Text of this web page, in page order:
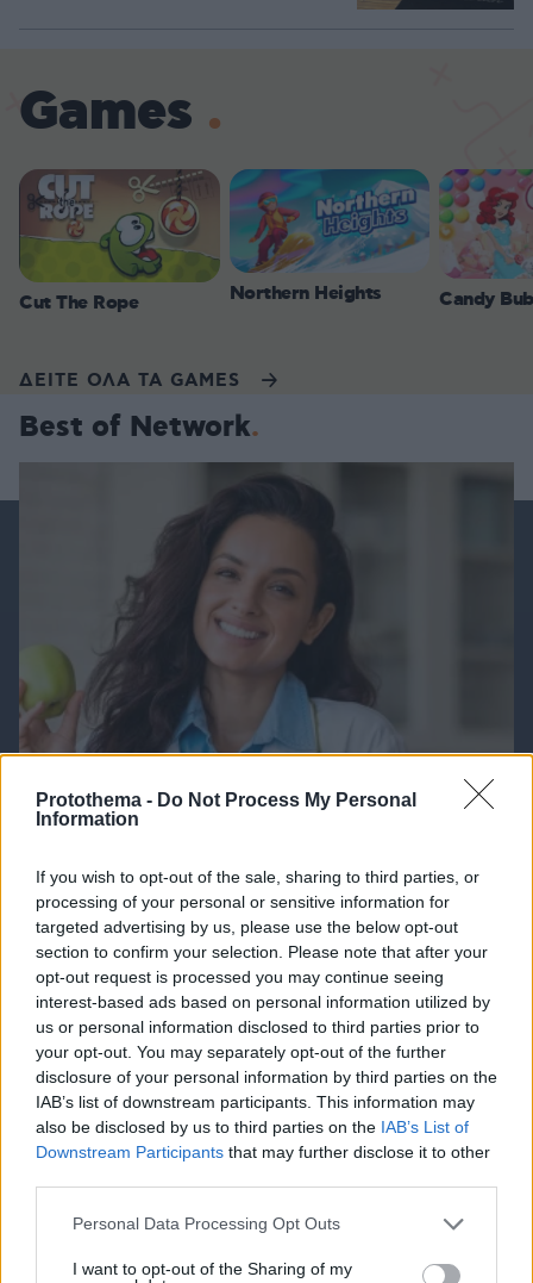
Protothema - Do Not Process My Personal
Information
If you wish to opt-out of the sale, sharing to third parties, or
processing of your personal or sensitive information for
targeted advertising by us, please use the below opt-out
section to confirm your selection. Please note that after your
opt-out request is processed you may continue seeing
interest-based ads based on personal information utilized by
us or personal information disclosed to third parties prior to
your opt-out. You may separately opt-out of the further
disclosure of your personal information by third parties on the
IAB’s list of downstream participants. This information may
also be disclosed by us to third parties on the IAB’s List of
Downstream Participants that may further disclose it to other
Please note that this website/app uses one or more Google
not limited to your visit or usage behaviour. You may click to
Personal Data Processing Opt Outs
I want to opt-out of the Sharing of my
Games
Cut The Rope Northern Heights Candy
ΔΕΙΤΕ ΟΛΑ ΤΑ GAMES
Best of Network
Τα φρούτα που επιλέγουν 4 ενδοκρινολόγοι για
καλύτερο έλεγχο του σακχάρου – Το ένα μειώνει
το λίπος στην κοιλιά
07.08.2026, 08:32